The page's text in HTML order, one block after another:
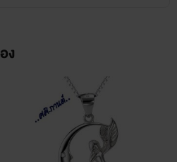
กมากมาย
ง